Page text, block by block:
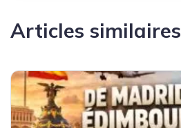
Articles similaires